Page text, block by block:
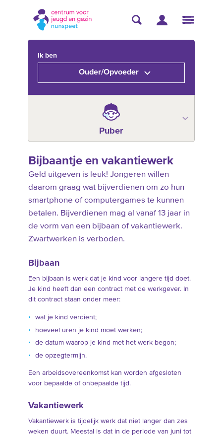
Ik ben
Ouder/Opvoeder
Puber
Bijbaantje en vakantiewerk
Geld uitgeven is leuk! Jongeren willen
daarom graag wat bijverdienen om zo hun
smartphone of computergames te kunnen
betalen. Bijverdienen mag al vanaf 13 jaar in
de vorm van een bijbaan of vakantiewerk.
Zwartwerken is verboden.
Bijbaan
Een bijbaan is werk dat je kind voor langere tijd doet.
Je kind heeft dan een contract met de werkgever. In
dit contract staan onder meer:
wat je kind verdient;
hoeveel uren je kind moet werken;
de datum waarop je kind met het werk begon;
de opzegtermijn.
Een arbeidsovereenkomst kan worden afgesloten
voor bepaalde of onbepaalde tijd.
Vakantiewerk
Vakantiewerk is tijdelijk werk dat niet langer dan zes
weken duurt. Meestal is dat in de periode van juni tot